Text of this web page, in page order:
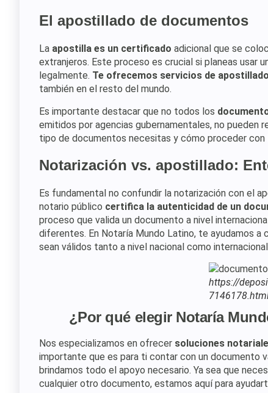
El apostillado de documentos
La apostilla es un certificado adicional que se
extranjeros. Este proceso es crucial si planeas usar
legalmente. Te ofrecemos servicios de apostillado
también en el resto del mundo.
Es importante destacar que no todos los
emitidos por agencias gubernamentales, no pueden
tipo de documentos necesitas y cómo proceder con
Notarización vs. apostillado:
Es fundamental no confundir la notarización con el
notario público certifica la autenticidad de un
proceso que valida un documento a nivel
diferentes. En Notaría Mundo Latino, te ayudamos
sean válidos tanto a nivel nacional como
https://
¿Por qué elegir Notaría
Nos especializamos en ofrecer soluciones
importante que es para ti contar con un documento
brindamos todo el apoyo necesario. Ya sea que
cualquier otro documento, estamos aquí para